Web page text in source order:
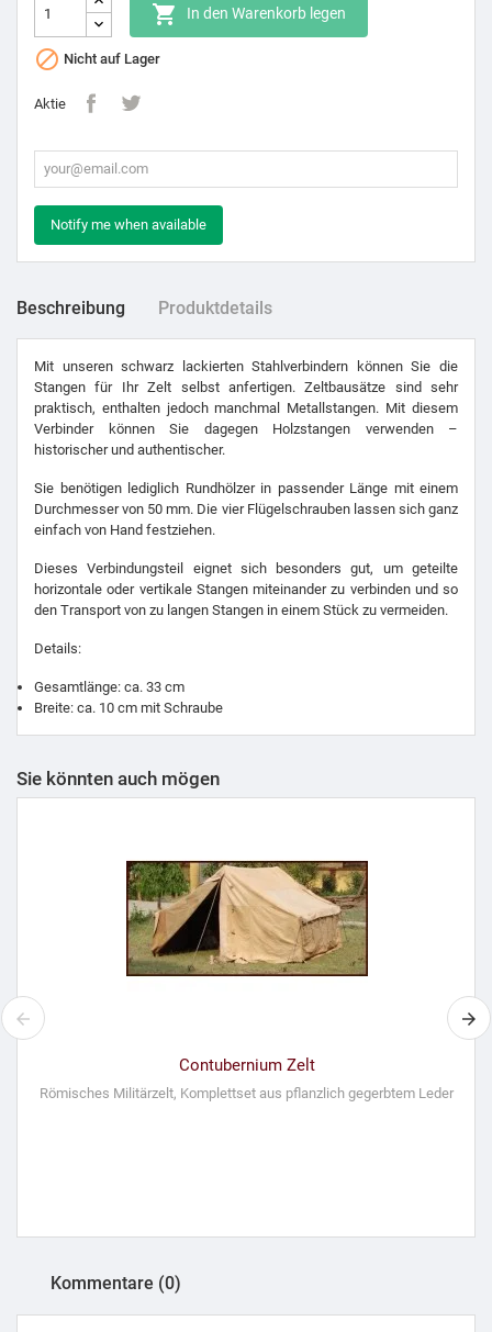
 In den Warenkorb legen
 Nicht auf Lager
Aktie
Notify me when available
Beschreibung Produktdetails
Mit unseren schwarz lackierten Stahlverbindern können Sie die
Stangen für Ihr Zelt selbst anfertigen. Zeltbausätze sind sehr
praktisch, enthalten jedoch manchmal Metallstangen. Mit diesem
Verbinder können Sie dagegen Holzstangen verwenden –
historischer und authentischer.
Sie benötigen lediglich Rundhölzer in passender Länge mit einem
Durchmesser von 50 mm. Die vier Flügelschrauben lassen sich ganz
einfach von Hand festziehen.
Dieses Verbindungsteil eignet sich besonders gut, um geteilte
horizontale oder vertikale Stangen miteinander zu verbinden und so
den Transport von zu langen Stangen in einem Stück zu vermeiden.
Details:
Gesamtlänge: ca. 33 cm
Breite: ca. 10 cm mit Schraube
Sie könnten auch mögen
Contubernium Zelt
Römisches Militärzelt, Komplettset aus pflanzlich gegerbtem Leder
Kommentare (0)